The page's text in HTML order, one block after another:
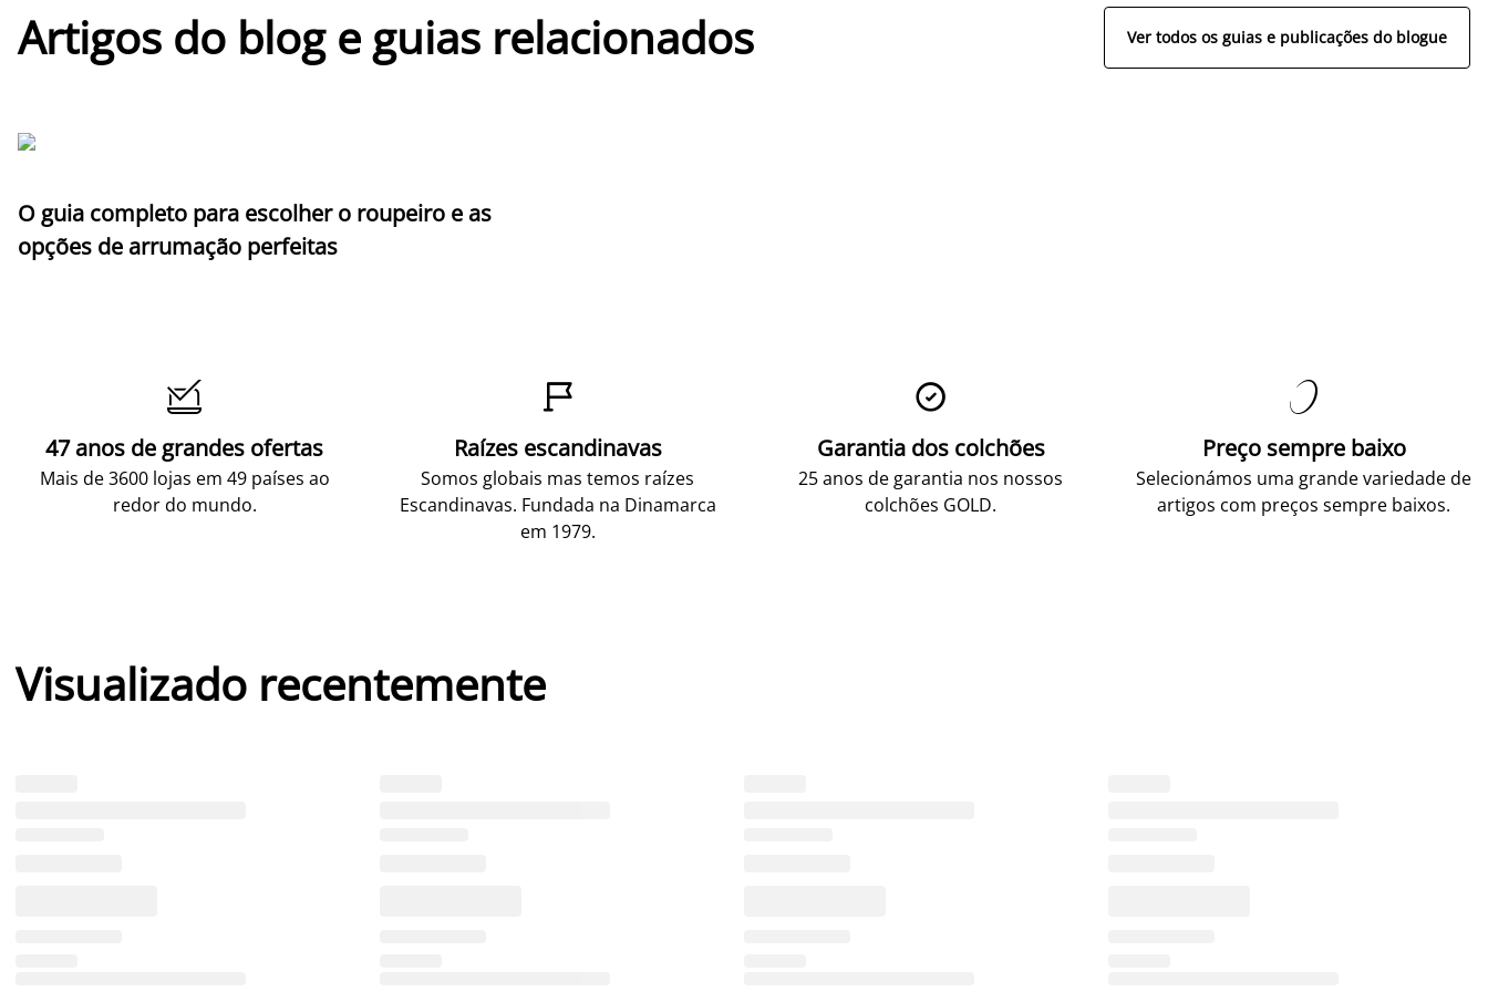
Artigos do blog e guias relacionados Ver todos os guias e publicações do blogue
O guia completo para escolher o roupeiro e as
opções de arrumação perfeitas

47 anos de grandes ofertas
Mais de 3600 lojas em 49 países ao
redor do mundo.

Raízes escandinavas
Somos globais mas temos raízes
Escandinavas. Fundada na Dinamarca
em 1979.

Garantia dos colchões
25 anos de garantia nos nossos
colchões GOLD.

Preço sempre baixo
Selecionámos uma grande variedade de
artigos com preços sempre baixos.
Visualizado recentemente